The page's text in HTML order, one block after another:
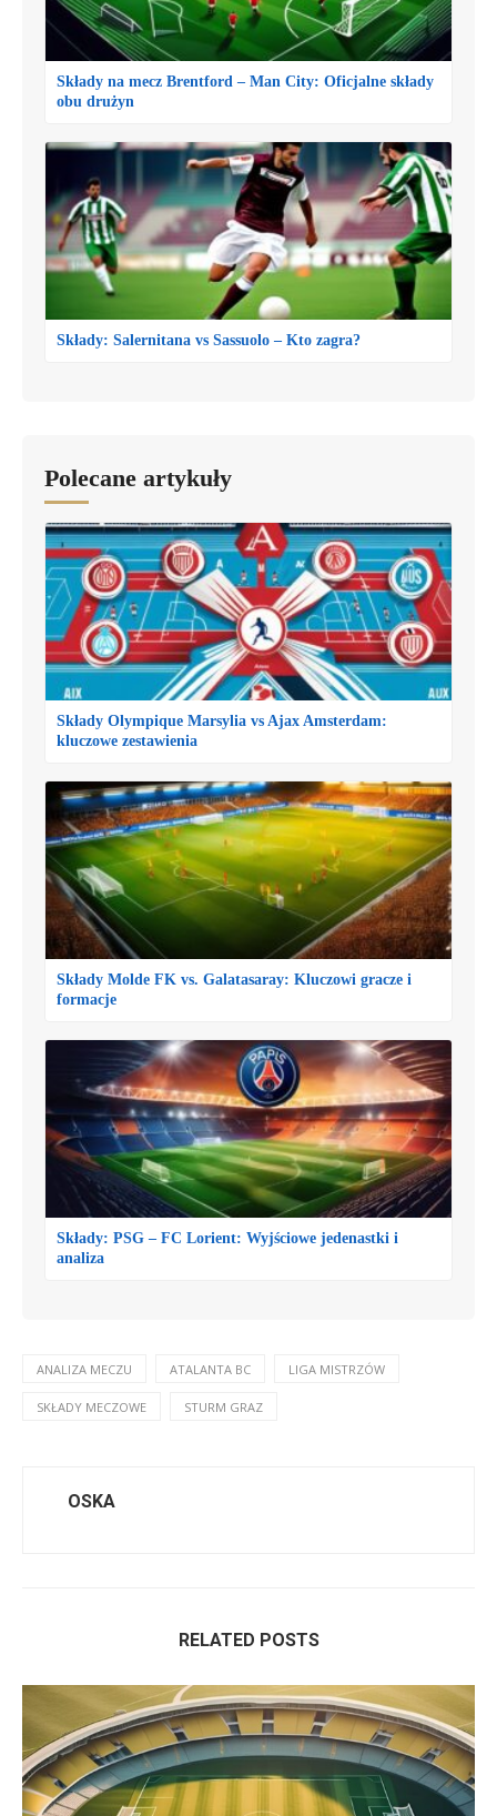
Składy na mecz Brentford – Man City: Oficjalne składy
obu drużyn
Składy: Salernitana vs Sassuolo – Kto zagra?
Polecane artykuły
Składy Olympique Marsylia vs Ajax Amsterdam:
kluczowe zestawienia
Składy Molde FK vs. Galatasaray: Kluczowi gracze i
formacje
Składy: PSG – FC Lorient: Wyjściowe jedenastki i
analiza
ANALIZA MECZU ATALANTA BC LIGA MISTRZÓW
SKŁADY MECZOWE STURM GRAZ
OSKA
RELATED POSTS